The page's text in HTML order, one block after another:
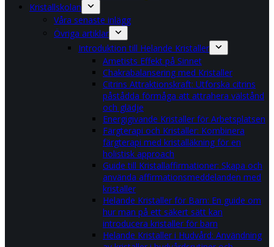
Kristallskolan
Våra senaste inlägg
Övriga artiklar
Introduktion till Helande Kristaller
Ametists Effekt på Sinnet
Chakrabalansering med Kristaller
Citrins Attraktionskraft: Utforska citrins
påstådda förmåga att attrahera välstånd
och glädje
Energigivande Kristaller för Arbetsplatsen
Färgterapi och Kristaller: Kombinera
färgterapi med kristalläkning för en
holistisk approach
Guide till Kristallaffirmationer: Skapa och
använda affirmationsmeddelanden med
kristaller
Helande Kristaller för Barn: En guide om
hur man på ett säkert sätt kan
introducera kristaller för barn
Helande Kristaller i Hudvård: Användning